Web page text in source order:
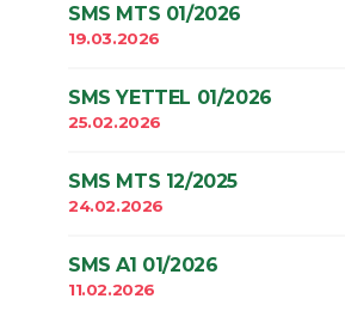
SMS MTS 01/2026
19.03.2026
SMS YETTEL 01/2026
25.02.2026
SMS MTS 12/2025
24.02.2026
SMS A1 01/2026
11.02.2026